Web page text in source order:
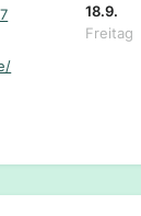
18.9.
Freitag